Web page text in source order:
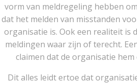
vorm van meldregeling hebben
dat het melden van misstanden
organisatie is. Ook een realiteit is
meldingen waar zijn of terecht.
claimen dat de organisatie
Dit alles leidt ertoe dat